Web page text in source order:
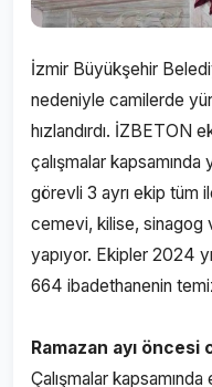
İzmir Büyükşehir
nedeniyle camilerde
hızlandırdı. İZBETON
çalışmalar
görevli 3 ayrı ekip tüm
cemevi, kilise, sinagog
yapıyor. Ekipler 2024
664 ibadethanenin
Ramazan ayı öncesi
Çalışmalar